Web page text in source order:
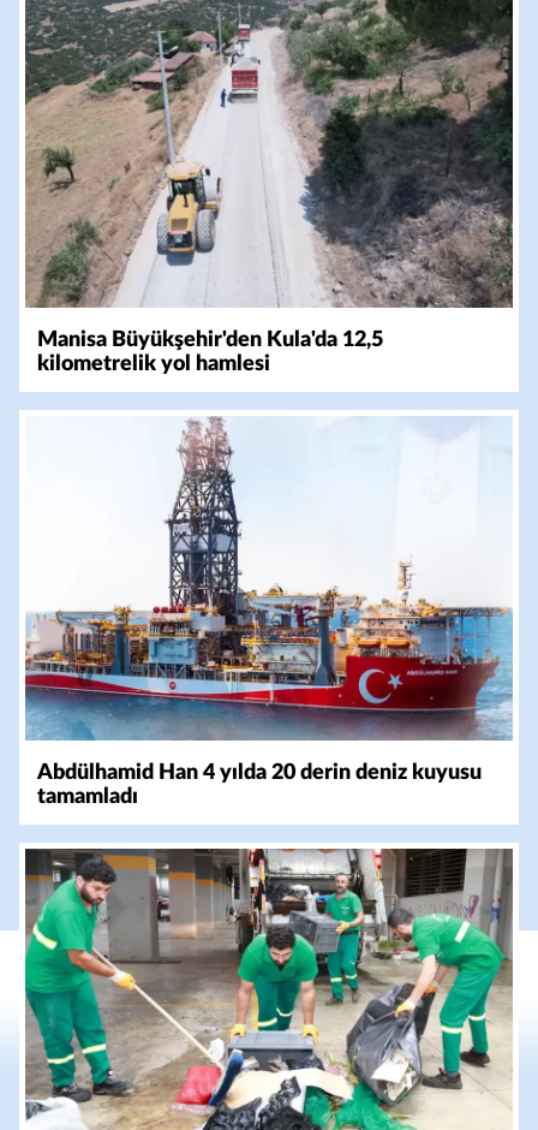
Manisa Büyükşehir'den Kula'da 12,5
kilometrelik yol hamlesi
Abdülhamid Han 4 yılda 20 derin deniz kuyusu
tamamladı